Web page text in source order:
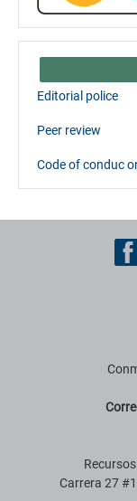
Editorial police
Peer review
Code of conduc
Carrera 27